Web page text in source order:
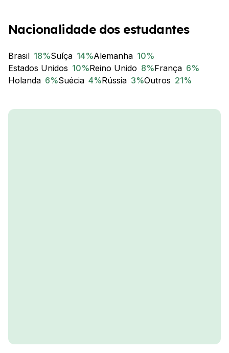
Nacionalidade dos estudantes
Brasil 18%Suíça 14%Alemanha 10%
Estados Unidos 10%Reino Unido 8%França 6%
Holanda 6%Suécia 4%Rússia 3%Outros 21%